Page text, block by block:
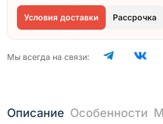
Условия доставки Рассрочка
Мы всегда на связи:
Описание Особенности